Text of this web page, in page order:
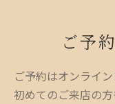
ご予
ご予約はオンライ
初めてのご来店の